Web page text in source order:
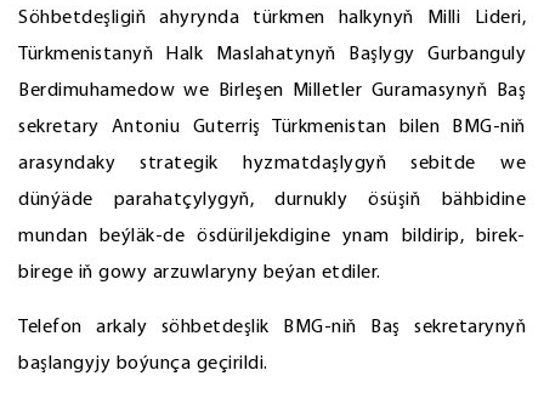
Söhbetdeşligiň ahyrynda türkmen halkynyň Milli Lideri,
Türkmenistanyň Halk Maslahatynyň Başlygy Gurbanguly
Berdimuhamedow we Birleşen Milletler Guramasynyň Baş
sekretary Antoniu Guterriş Türkmenistan bilen BMG-niň
arasyndaky strategik hyzmatdaşlygyň sebitde we
dünýäde parahatçylygyň, durnukly ösüşiň bähbidine
mundan beýläk-de ösdüriljekdigine ynam bildirip, birek-
birege iň gowy arzuwlaryny beýan etdiler.
Telefon arkaly söhbetdeşlik BMG-niň Baş sekretarynyň
başlangyjy boýunça geçirildi.